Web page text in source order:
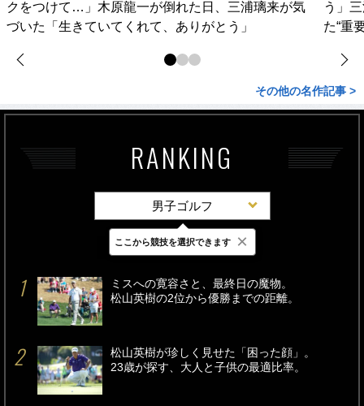
クをつけて…」木原龍一が倒れた日、三浦璃来が気
づいた「生きていてくれて、ありがとう」
う」
た“重
その他の名作記事 >
RANKING
男子ゴルフ
最新 24時間 週間
ミスへの寛容さと、最終日の魔物。
松山英樹の2位から優勝までの距離。
松山英樹が珍しく見せた「困った顔」。
23歳が探す、大人と子供の最適比率。
ここから競技を選択できます ×